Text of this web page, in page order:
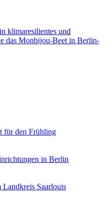
klimaresilientes und
das Monbijou-Beet in Berlin-
für den Frühling
in Berlin
Saarlouis